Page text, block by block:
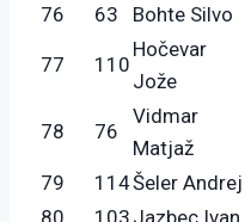
76
63 Bohte Silvo
77 110
Hočevar
Jože
78 76
Vidmar
Matjaž
79
114Šeler Andrej
80
103 Jazbec Ivan